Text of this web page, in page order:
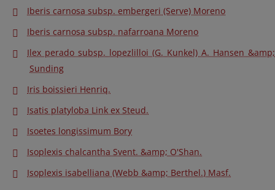
Iberis carnosa subsp. embergeri (Serve) Moreno
Iberis carnosa subsp. nafarroana Moreno
Ilex perado subsp. lopezlilloi (G. Kunkel) A. Hansen &amp;
Sunding
Iris boissieri Henriq.
Isatis platyloba Link ex Steud.
Isoetes longissimum Bory
Isoplexis chalcantha Svent. &amp; O'Shan.
Isoplexis isabelliana (Webb &amp; Berthel.) Masf.